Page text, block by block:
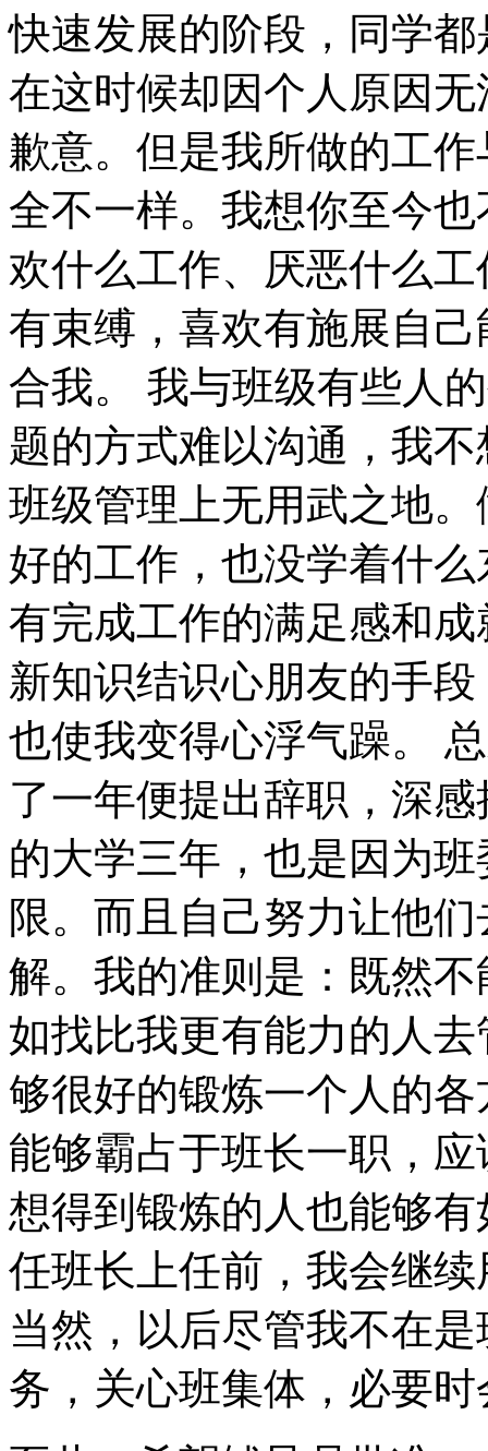
快速发展的阶段，同学
在这时候却因个人原因
歉意。但是我所做的工
全不一样。我想你至今
欢什么工作、厌恶什么
有束缚，喜欢有施展自
合我。 我与班级有些人
题的方式难以沟通，我
班级管理上无用武之地
好的工作，也没学着什
有完成工作的满足感和
新知识结识心朋友的手
也使我变得心浮气躁。
了一年便提出辞职，深
的大学三年，也是因为
限。而且自己努力让他
解。我的准则是：既然
如找比我更有能力的人
够很好的锻炼一个人的
能够霸占于班长一职，
想得到锻炼的人也能够
任班长上任前，我会继
当然，以后尽管我不在
务，关心班集体，必要